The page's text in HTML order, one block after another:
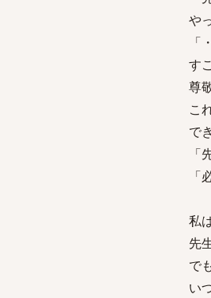
や
す
尊
こ
で
私
先
で
い